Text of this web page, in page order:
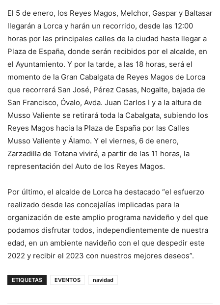
El 5 de enero, los Reyes Magos, Melchor, Gaspar y Baltasar
llegarán a Lorca y harán un recorrido, desde las 12:00
horas por las principales calles de la ciudad hasta llegar a
Plaza de España, donde serán recibidos por el alcalde, en
el Ayuntamiento. Y por la tarde, a las 18 horas, será el
momento de la Gran Cabalgata de Reyes Magos de Lorca
que recorrerá San José, Pérez Casas, Nogalte, bajada de
San Francisco, Óvalo, Avda. Juan Carlos I y a la altura de
Musso Valiente se retirará toda la Cabalgata, subiendo los
Reyes Magos hacia la Plaza de España por las Calles
Musso Valiente y Álamo. Y el viernes, 6 de enero,
Zarzadilla de Totana vivirá, a partir de las 11 horas, la
representación del Auto de los Reyes Magos.
Por último, el alcalde de Lorca ha destacado “el esfuerzo
realizado desde las concejalías implicadas para la
organización de este amplio programa navideño y del que
podamos disfrutar todos, independientemente de nuestra
edad, en un ambiente navideño con el que despedir este
2022 y recibir el 2023 con nuestros mejores deseos”.
ETIQUETAS EVENTOS navidad